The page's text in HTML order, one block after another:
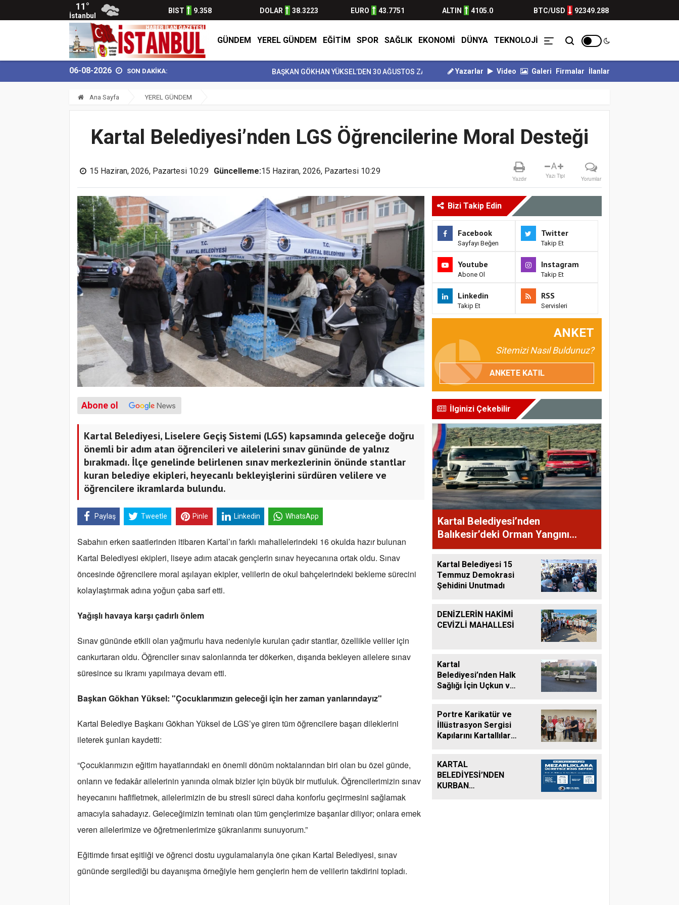
11°
İstanbul
BIST 9.358 DOLAR 38.3223 EURO 43.7751 ALTIN 4105.0 BTC/USD 92349.288
GÜNDEM YEREL GÜNDEM EĞİTİM SPOR SAĞLIK EKONOMİ DÜNYA TEKNOLOJİ
06-08-2026 SON DAKİKA: BAŞKAN GÖKHAN YÜKSEL’DEN 30 AĞUSTOS ZAFER BAY... BULVARSPOR KALESİ EMİN ELLERDE... BULVARSPOR GÜÇLÜ RAKİBİNE
Yazarlar Video Galeri Firmalar İlanlar
Ana Sayfa YEREL GÜNDEM
Kartal Belediyesi’nden LGS Öğrencilerine Moral Desteği
15 Haziran, 2026, Pazartesi 10:29 Güncelleme:15 Haziran, 2026, Pazartesi 10:29
Yazdır
A
Yazı Tipi Yorumlar
Abone ol
Kartal Belediyesi, Liselere Geçiş Sistemi (LGS) kapsamında geleceğe doğru
önemli bir adım atan öğrencileri ve ailelerini sınav gününde de yalnız
bırakmadı. İlçe genelinde belirlenen sınav merkezlerinin önünde stantlar
kuran belediye ekipleri, heyecanlı bekleyişlerini sürdüren velilere ve
öğrencilere ikramlarda bulundu.
Paylaş Tweetle Pinle Linkedin WhatsApp
Sabahın erken saatlerinden itibaren Kartal’ın farklı mahallelerindeki 16 okulda hazır bulunan
Kartal Belediyesi ekipleri, liseye adım atacak gençlerin sınav heyecanına ortak oldu. Sınav
öncesinde öğrencilere moral aşılayan ekipler, velilerin de okul bahçelerindeki bekleme sürecini
kolaylaştırmak adına yoğun çaba sarf etti.
Yağışlı havaya karşı çadırlı önlem
Sınav gününde etkili olan yağmurlu hava nedeniyle kurulan çadır stantlar, özellikle veliler için
cankurtaran oldu. Öğrenciler sınav salonlarında ter dökerken, dışarıda bekleyen ailelere sınav
süresince su ikramı yapılmaya devam etti.
Başkan Gökhan Yüksel: "Çocuklarımızın geleceği için her zaman yanlarındayız"
Kartal Belediye Başkanı Gökhan Yüksel de LGS’ye giren tüm öğrencilere başarı dileklerini
ileterek şunları kaydetti:
“Çocuklarımızın eğitim hayatlarındaki en önemli dönüm noktalarından biri olan bu özel günde,
onların ve fedakâr ailelerinin yanında olmak bizler için büyük bir mutluluk. Öğrencilerimizin sınav
heyecanını hafifletmek, ailelerimizin de bu stresli süreci daha konforlu geçirmesini sağlamak
amacıyla sahadayız. Geleceğimizin teminatı olan tüm gençlerimize başarılar diliyor; onlara emek
veren ailelerimize ve öğretmenlerimize şükranlarımı sunuyorum.”
Eğitimde fırsat eşitliği ve öğrenci dostu uygulamalarıyla öne çıkan Kartal Belediyesi, sınav
gününde sergilediği bu dayanışma örneğiyle hem gençlerin hem de velilerin takdirini topladı.
Bizi Takip Edin
Facebook
Sayfayı Beğen
Twitter
Takip Et
Youtube
Abone Ol
Instagram
Takip Et
Linkedin
Takip Et
RSS
Servisleri
ANKET
Sitemizi Nasıl Buldunuz?
ANKETE KATIL
İlginizi Çekebilir
Kartal Belediyesi’nden
Balıkesir’deki Orman Yangını
Müdahalelerine Destek
Kartal Belediyesi 15
Temmuz Demokrasi
Şehidini Unutmadı
DENİZLERİN HAKİMİ
CEVİZLİ MAHALLESİ
Kartal
Belediyesi’nden Halk
Sağlığı İçin Uçkun ve
Portre Karikatür ve
İllüstrasyon Sergisi
Kapılarını Kartallılar
KARTAL
BELEDİYESİ’NDEN
KURBAN